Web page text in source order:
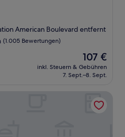
American Boulevard entfernt
(1.005 Bewertungen)
Der
Preis
beträgt
107 €
inkl. Steuern & Gebühren
7. Sept.–8. Sept.
near Mall of America